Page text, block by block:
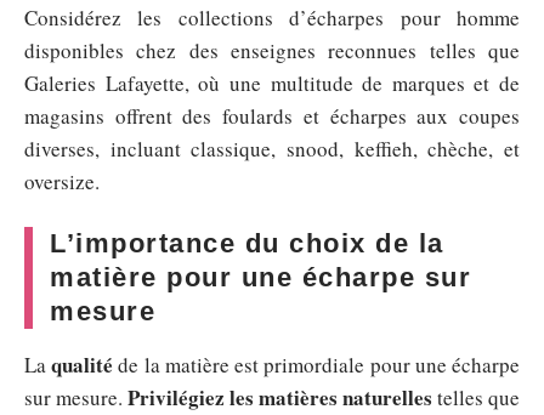
Considérez les collections d’écharpes pour homme
disponibles chez des enseignes reconnues telles que
Galeries Lafayette, où une multitude de marques et de
magasins offrent des foulards et écharpes aux coupes
diverses, incluant classique, snood, keffieh, chèche, et
oversize.
L’importance du choix de la
matière pour une écharpe sur
mesure
Laqualité de la matière est primordiale pour une écharpe
sur mesure. Privilégiez les matières naturelles telles que